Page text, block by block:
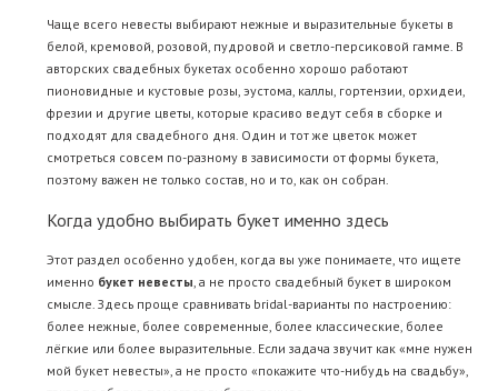
Чаще всего невесты выбирают нежные и выразительные букеты в
белой, кремовой, розовой, пудровой и светло-персиковой гамме. В
авторских свадебных букетах особенно хорошо работают
пионовидные и кустовые розы, эустома, каллы, гортензии, орхидеи,
фрезии и другие цветы, которые красиво ведут себя в сборке и
подходят для свадебного дня. Один и тот же цветок может
смотреться совсем по-разному в зависимости от формы букета,
поэтому важен не только состав, но и то, как он собран.
Когда удобно выбирать букет именно здесь
Этот раздел особенно удобен, когда вы уже понимаете, что ищете
именно букет невесты , а не просто свадебный букет в широком
смысле. Здесь проще сравнивать bridal-варианты по настроению:
более нежные, более современные, более классические, более
лёгкие или более выразительные. Если задача звучит как «мне нужен
мой букет невесты», а не просто «покажите что-нибудь на свадьбу»,